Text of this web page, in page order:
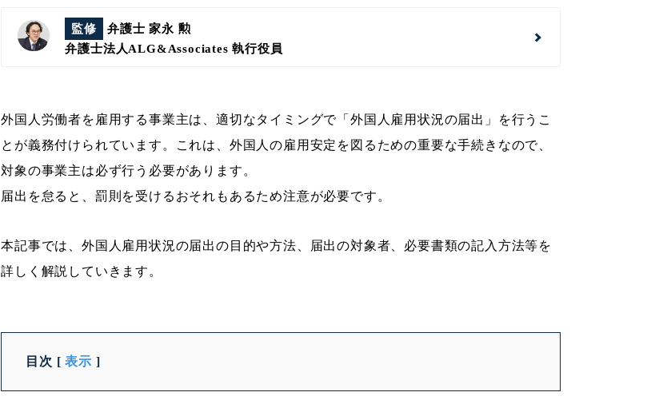
監修
弁護士 家永 勲
弁護士法人ALG&Associates執行役員
外国人労働者を雇用する事業主は、適切なタイミングで「外国人雇用状況の届出」を行うこ
とが義務付けられています。これは、外国人の雇用安定を図るための重要な手続きなので、
対象の事業主は必ず行う必要があります。
届出を怠ると、罰則を受けるおそれもあるため注意が必要です。
本記事では、外国人雇用状況の届出の目的や方法、届出の対象者、必要書類の記入方法等を
詳しく解説していきます。
目次 [ 表示 ]